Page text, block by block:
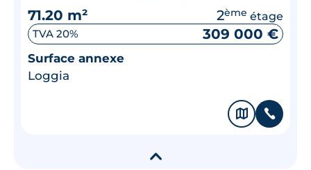
71.20 m²
2ème étage
TVA 20% 309 000 €
Surface annexe
Loggia
🗞 📞
▾